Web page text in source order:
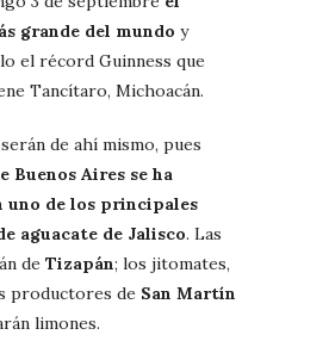
grande del mundo y
el récord Guinness que
Tancítaro, Michoacán.
de ahí mismo, pues
Buenos Aires se ha
uno de los principales
aguacate de Jalisco. Las
de Tizapán; los jitomates,
productores de San Martín
limones.